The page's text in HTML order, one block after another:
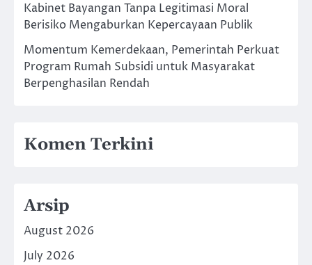
Kabinet Bayangan Tanpa Legitimasi Moral
Berisiko Mengaburkan Kepercayaan Publik
Momentum Kemerdekaan, Pemerintah Perkuat
Program Rumah Subsidi untuk Masyarakat
Berpenghasilan Rendah
Komen Terkini
Arsip
August 2026
July 2026